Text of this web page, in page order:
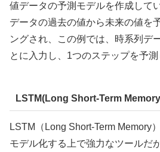
値データの予測モデルを作成して
データの過去の値から未来の値を
ングされ、この例では、時系列デ
とに入力し、1つのステップを予測
LSTM(Long Short-Term
LSTM（Long Short-Term Memory
モデル化する上で強力なツールだ